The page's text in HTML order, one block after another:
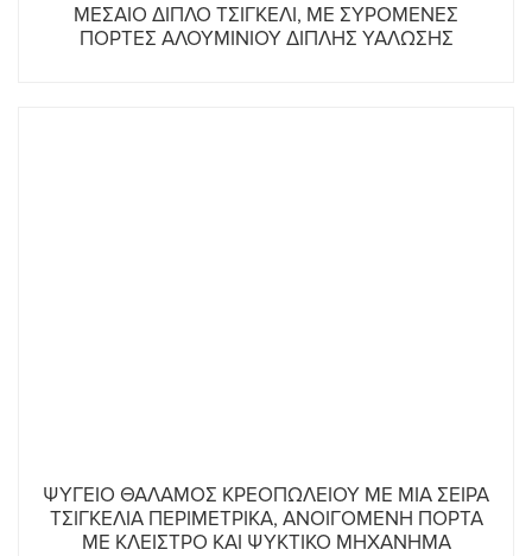
ΜΕΣΑΙΟ ΔΙΠΛΟ ΤΣΙΓΚΕΛΙ, ΜΕ ΣΥΡΟΜΕΝΕΣ
ΠΟΡΤΕΣ ΑΛΟΥΜΙΝΙΟΥ ΔΙΠΛΗΣ ΥΑΛΩΣΗΣ
ΨΥΓΕΙΟ ΘΑΛΑΜΟΣ ΚΡΕΟΠΩΛΕΙΟΥ ΜΕ ΜΙΑ ΣΕΙΡΑ
ΤΣΙΓΚΕΛΙΑ ΠΕΡΙΜΕΤΡΙΚΑ, ΑΝΟΙΓΟΜΕΝΗ ΠΟΡΤΑ
ΜΕ ΚΛΕΙΣΤΡΟ ΚΑΙ ΨΥΚΤΙΚΟ ΜΗΧΑΝΗΜΑ